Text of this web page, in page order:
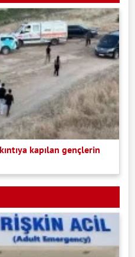
kapılan gençlerin